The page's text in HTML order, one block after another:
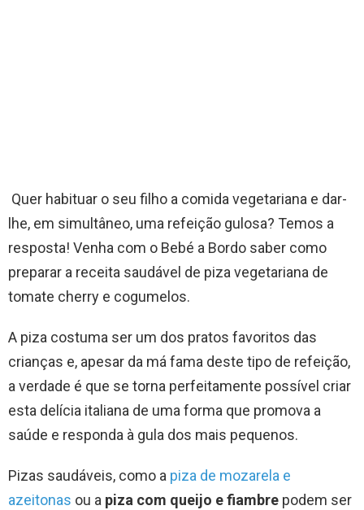
Quer habituar o seu filho a comida vegetariana e dar-
lhe, em simultâneo, uma refeição gulosa? Temos a
resposta! Venha com o Bebé a Bordo saber como
preparar a receita saudável de piza vegetariana de
tomate cherry e cogumelos.
A piza costuma ser um dos pratos favoritos das
crianças e, apesar da má fama deste tipo de refeição,
a verdade é que se torna perfeitamente possível criar
esta delícia italiana de uma forma que promova a
saúde e responda à gula dos mais pequenos.
Pizas saudáveis, como a piza de mozarela e
azeitonas ou a piza com queijo e fiambre podem ser